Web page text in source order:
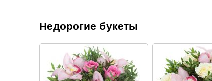
Недорогие букеты